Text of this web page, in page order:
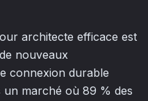
architecte efficace est
nouveaux
connexion durable
marché où 89 % des